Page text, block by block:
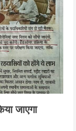
जाएगा